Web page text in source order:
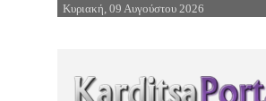
Επιστροφή στην Πλοήγηση
Κυριακή, 09 Αυγούστου 2026